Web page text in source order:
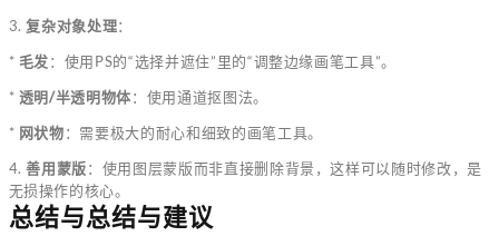
3.复杂对象处理：
* 毛发：使用PS的“选择并遮住”里的“调整边缘画笔工具”。
* 透明/半透明物体：使用通道抠图法。
* 网状物：需要极大的耐心和细致的画笔工具。
4.善用蒙版：使用图层蒙版而非直接删除背景，这样可以随时修改，是
无损操作的核心。
总结与总结与建议